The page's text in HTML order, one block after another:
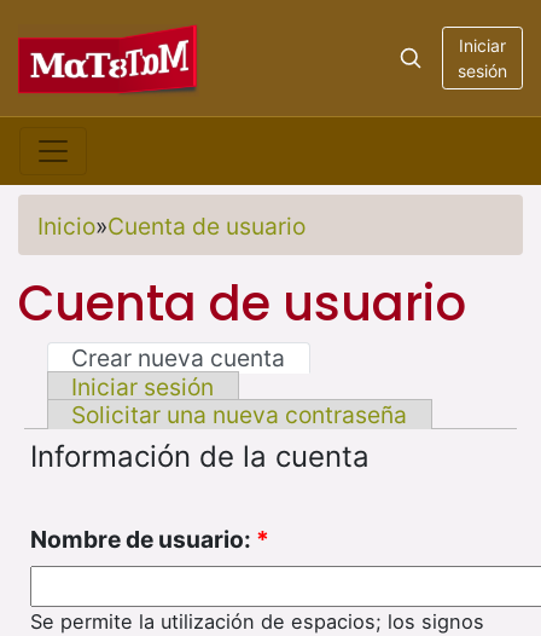
Iniciar
sesión
Inicio»Cuenta de usuario
Cuenta de usuario
Crear nueva cuenta
Iniciar sesión
Solicitar una nueva contraseña
Información de la cuenta
Nombre de usuario: *
Se permite la utilización de espacios; los signos